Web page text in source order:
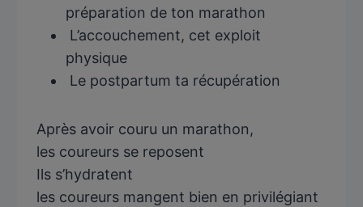
préparation de ton marathon
L’accouchement, cet exploit
physique
Le postpartum ta récupération
Après avoir couru un marathon,
les coureurs se reposent
Ils s’hydratent
les coureurs mangent bien en privilégiant